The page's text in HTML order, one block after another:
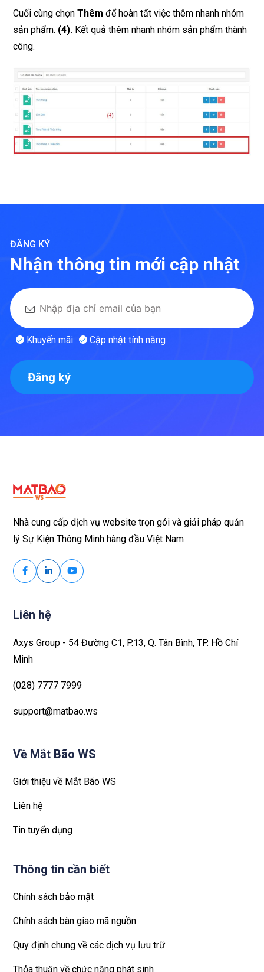
Cuối cùng chọn Thêm để hoàn tất việc thêm nhanh nhóm
sản phẩm. (4). Kết quả thêm nhanh nhóm sản phẩm thành
công.
ĐĂNG KÝ
Nhận thông tin mới cập nhật
Khuyến mãi Cập nhật tính năng
Đăng ký
Nhà cung cấp dịch vụ website trọn gói và giải pháp quản
lý Sự Kiện Thông Minh hàng đầu Việt Nam
Liên hệ
Axys Group - 54 Đường C1, P.13, Q. Tân Bình, TP. Hồ Chí
Minh
(028) 7777 7999
support@matbao.ws
Về Mắt Bão WS
Giới thiệu về Mắt Bão WS
Liên hệ
Tin tuyển dụng
Thông tin cần biết
Chính sách bảo mật
Chính sách bàn giao mã nguồn
Quy định chung về các dịch vụ lưu trữ
Thỏa thuận về chức năng phát sinh